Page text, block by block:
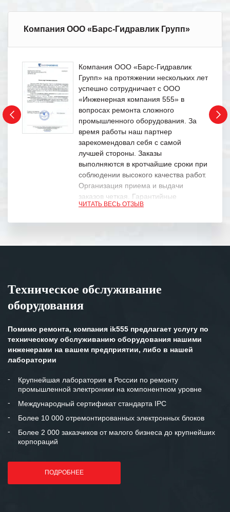
Компания ООО «Барс-Гидравлик Групп»
Компания ООО «Барс-Гидравлик
Групп» на протяжении нескольких лет
успешно сотрудничает с ООО
«Инженерная компания 555» в
вопросах ремонта сложного
промышленного оборудования. За
время работы наш партнер
зарекомендовал себя с самой
лучшей стороны. Заказы
выполняются в кротчайшие сроки при
соблюдении высокого качества работ.
Организация приема и выдачи
заказов четкая. Гарантийные
обязательства выполняются в
Особенно хочется отметить высокую
клиентоориентированность
готовность помочь в самых сложных
Мы высоко ценим сложившиеся
и доверительные партнерские
отношения и искренне желаем
«Инженерной компании «555» долгих
лет успеха и процветания.
ЧИТАТЬ ВЕСЬ ОТЗЫВ
Техническое обслуживание
оборудования
Помимо ремонта, компания ik555 предлагает услугу по
техническому обслуживанию оборудования нашими
инженерами на вашем предприятии, либо в нашей
лаборатории
Крупнейшая лаборатория в России по ремонту
промышленной электроники на компонентном уровне
Международный сертификат стандарта IPC
Более 10 000 отремонтированных электронных блоков
Более 2 000 заказчиков от малого бизнеса до крупнейших
корпораций
ПОДРОБНЕЕ